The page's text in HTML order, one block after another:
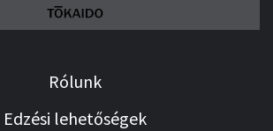
Rólunk
Edzési lehetőségek